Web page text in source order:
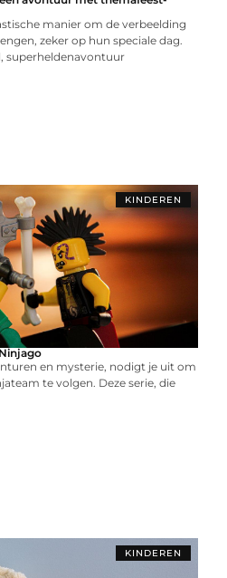
manier om de verbeelding
zeker op hun speciale dag.
superheldenavontuur
KINDEREN
en mysterie, nodigt je uit om
te volgen. Deze serie, die
KINDEREN